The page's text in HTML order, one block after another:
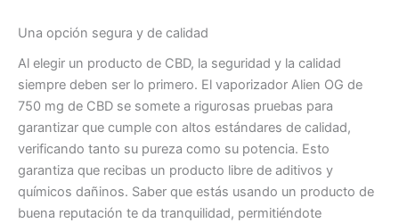
Una opción segura y de calidad
Al elegir un producto de CBD, la seguridad y la calidad
siempre deben ser lo primero. El vaporizador Alien OG de
750 mg de CBD se somete a rigurosas pruebas para
garantizar que cumple con altos estándares de calidad,
verificando tanto su pureza como su potencia. Esto
garantiza que recibas un producto libre de aditivos y
químicos dañinos. Saber que estás usando un producto de
buena reputación te da tranquilidad, permitiéndote